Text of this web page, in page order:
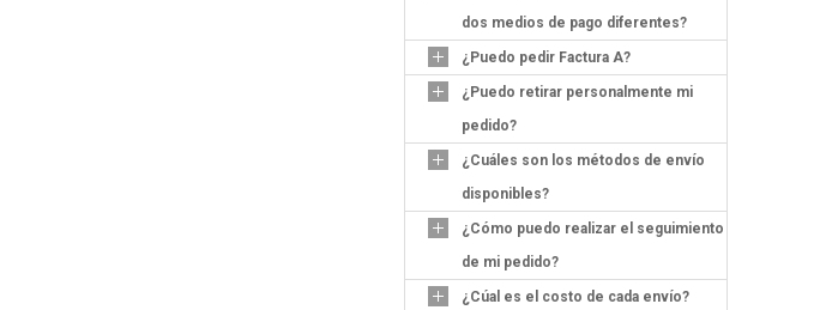
dos medios de pago diferentes?
¿Puedo pedir Factura A?
¿Puedo retirar personalmente mi
pedido?
¿Cuáles son los métodos de envío
disponibles?
¿Cómo puedo realizar el seguimiento
de mi pedido?
¿Cúal es el costo de cada envío?